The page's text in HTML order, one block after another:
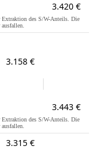
3.420 €
Extraktion des S/W-Anteils. Die
3.158 €
3.443 €
Extraktion des S/W-Anteils. Die
3.315 €